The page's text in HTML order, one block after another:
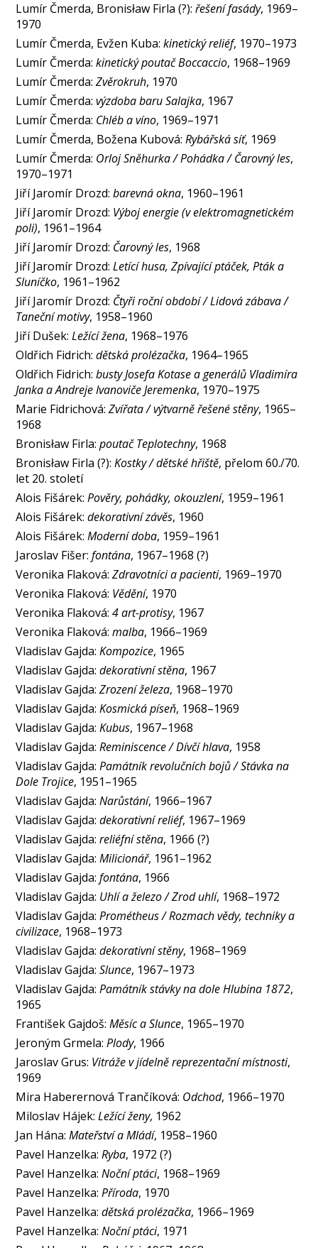
Lumír Čmerda, Bronisław Firla (?):řešení fasády, 1969–
1970
Lumír Čmerda, Evžen Kuba:kinetický reliéf, 1970–1973
Lumír Čmerda:kinetický poutač Boccaccio, 1968–1969
Lumír Čmerda:Zvěrokruh, 1970
Lumír Čmerda:výzdoba baru Salajka, 1967
Lumír Čmerda: Chléb a víno, 1969–1971
Lumír Čmerda, Božena Kubová:Rybářská síť, 1969
Lumír Čmerda: Orloj Sněhurka / Pohádka / Čarovný les,
1970–1971
Jiří Jaromír Drozd:barevná okna, 1960–1961
Jiří Jaromír Drozd: Výboj energie (v elektromagnetickém
poli), 1961–1964
Jiří Jaromír Drozd: Čarovný les, 1968
Jiří Jaromír Drozd:Letící husa, Zpívající ptáček, Pták a
Sluníčko, 1961–1962
Jiří Jaromír Drozd: Čtyři roční období / Lidová zábava /
Taneční motivy, 1958–1960
Jiří Dušek:Ležící žena, 1968–1976
Oldřich Fidrich:dětská prolézačka, 1964–1965
Oldřich Fidrich:busty Josefa Kotase a generálů Vladimíra
Janka a Andreje Ivanoviče Jeremenka, 1970–1975
Marie Fidrichová:Zvířata / výtvarně řešené stěny, 1965–
1968
Bronisław Firla:poutač Teplotechny, 1968
Bronisław Firla (?):Kostky / dětské hřiště, přelom 60./70.
let 20. století
Alois Fišárek:Pověry, pohádky, okouzlení, 1959–1961
Alois Fišárek:dekorativní závěs, 1960
Alois Fišárek:Moderní doba, 1959–1961
Jaroslav Fišer:fontána, 1967–1968 (?)
Veronika Flaková:Zdravotníci a pacienti, 1969–1970
Veronika Flaková: Vědění, 1970
Veronika Flaková:4 art-protisy, 1967
Veronika Flaková:malba, 1966–1969
Vladislav Gajda:Kompozice, 1965
Vladislav Gajda:dekorativní stěna, 1967
Vladislav Gajda:Zrození železa, 1968–1970
Vladislav Gajda:Kosmická píseň, 1968–1969
Vladislav Gajda:Kubus, 1967–1968
Vladislav Gajda:Reminiscence / Dívčí hlava, 1958
Vladislav Gajda:Památník revolučních bojů / Stávka na
Dole Trojice, 1951–1965
Vladislav Gajda:Narůstání, 1966–1967
Vladislav Gajda:dekorativní reliéf, 1967–1969
Vladislav Gajda:reliéfní stěna, 1966 (?)
Vladislav Gajda:Milicionář, 1961–1962
Vladislav Gajda:fontána, 1966
Vladislav Gajda: Uhlí a železo / Zrod uhlí, 1968–1972
Vladislav Gajda:Prométheus / Rozmach vědy, techniky a
civilizace, 1968–1973
Vladislav Gajda:dekorativní stěny, 1968–1969
Vladislav Gajda:Slunce, 1967–1973
Vladislav Gajda:Památník stávky na dole Hlubina 1872,
1965
František Gajdoš:Měsíc a Slunce, 1965–1970
Jeroným Grmela:Plody, 1966
Jaroslav Grus: Vitráže v jídelně reprezentační místnosti,
1969
Mira Haberernová Trančíková: Odchod, 1966–1970
Miloslav Hájek:Ležící ženy, 1962
Jan Hána:Mateřství a Mládí, 1958–1960
Pavel Hanzelka:Ryba, 1972 (?)
Pavel Hanzelka:Noční ptáci, 1968–1969
Pavel Hanzelka:Příroda, 1970
Pavel Hanzelka:dětská prolézačka, 1966–1969
Pavel Hanzelka:Noční ptáci, 1971